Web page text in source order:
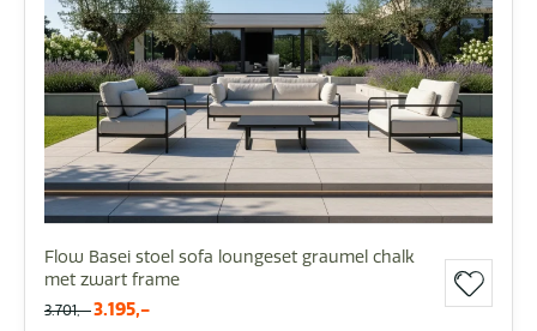
Flow Basei stoel sofa loungeset graumel chalk
met zwart frame
3.701,- 3.195,-